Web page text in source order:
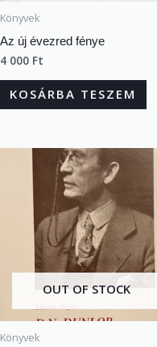
Könyvek
Az új évezred fénye
4 000 Ft
KOSÁRBA TESZEM
OUT OF STOCK
Könyvek